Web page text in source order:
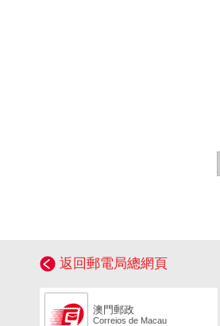
返回郵電局總網頁
澳門郵政
Correios de Macau